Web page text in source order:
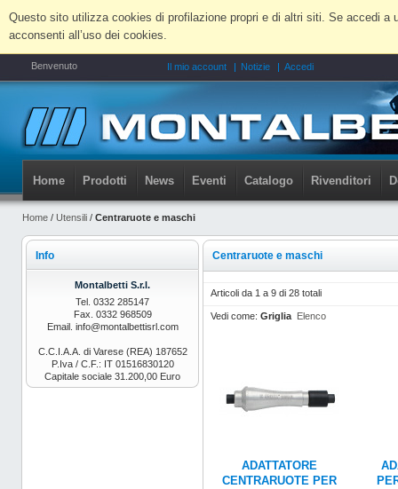
Questo sito utilizza cookies di profilazione propri e di altri siti. Se accedi a
acconsenti all’uso dei cookies.
Benvenuto Il mio account Notizie Accedi
Home Prodotti News Eventi Catalogo Rivenditori
Home / Utensili / Centraruote e maschi
Centraruote e maschi
Articoli da 1 a 9 di 28 totali
Vedi come: Griglia Elenco
ADATTATORE
CENTRARUOTE PER
Info
Montalbetti S.r.l.
Tel. 0332 285147
Fax. 0332 968509
Email. info@montalbettisrl.com
C.C.I.A.A. di Varese (REA) 187652
P.Iva / C.F.: IT 01516830120
Capitale sociale 31.200,00 Euro